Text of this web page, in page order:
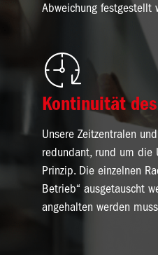
Abweichung festgestellt
Bild
Kontinuität
Unsere Zeitzentralen
redundant, rund um die
Prinzip. Die einzelnen
Betrieb“ ausgetauscht
angehalten werden